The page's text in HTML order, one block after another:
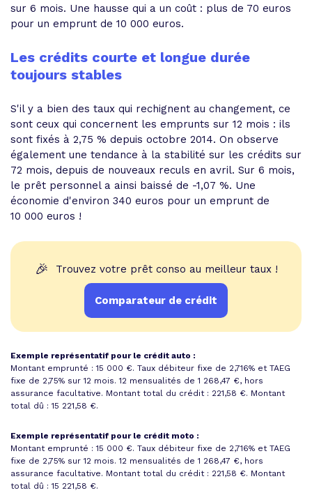
sur 6 mois. Une hausse qui a un coût : plus de 70 euros
pour un emprunt de 10 000 euros.
Les crédits courte et longue durée
toujours stables
S'il y a bien des taux qui rechignent au changement, ce
sont ceux qui concernent les emprunts sur 12 mois : ils
sont fixés à 2,75 % depuis octobre 2014. On observe
également une tendance à la stabilité sur les crédits sur
72 mois, depuis de nouveaux reculs en avril. Sur 6 mois,
le prêt personnel a ainsi baissé de -1,07 %. Une
économie d'environ 340 euros pour un emprunt de
10 000 euros !
🎉 Trouvez votre prêt conso au meilleur taux !
Comparateur de crédit
Exemple représentatif pour le crédit auto :
Montant emprunté : 15 000 €. Taux débiteur fixe de 2,716% et TAEG
fixe de 2,75% sur 12 mois.12 mensualités de 1 268,47 €, hors
assurance facultative. Montant total du crédit : 221,58 €. Montant
total dû : 15 221,58 €.
Exemple représentatif pour le crédit moto :
Montant emprunté : 15 000 €. Taux débiteur fixe de 2,716% et TAEG
fixe de 2,75% sur 12 mois.12 mensualités de 1 268,47 €, hors
assurance facultative. Montant total du crédit : 221,58 €. Montant
total dû : 15 221,58 €.